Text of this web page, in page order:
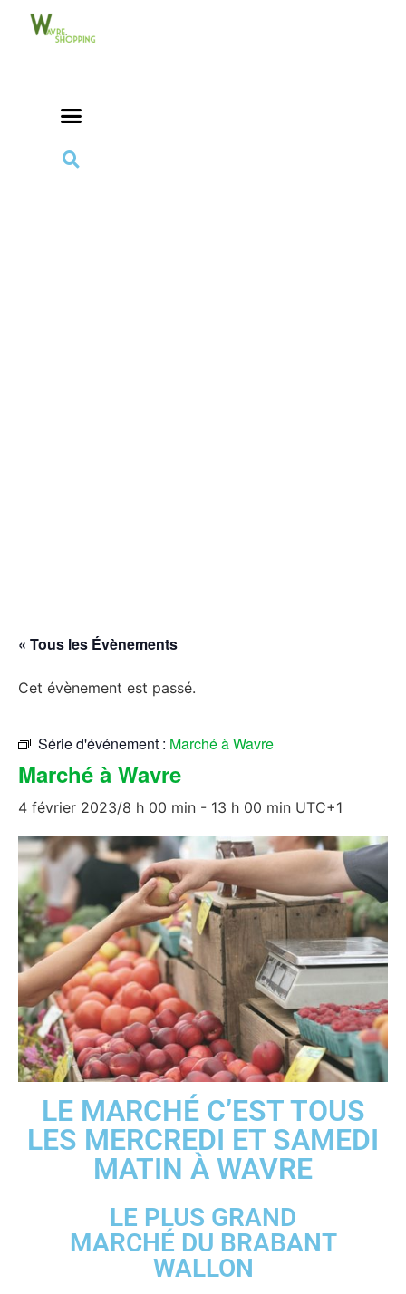
« Tous les Évènements
Cet évènement est passé.
Série d'événement : Marché à Wavre
Marché à Wavre
4 février 2023/8 h 00 min - 13 h 00 min UTC+1
LE MARCHÉ C’EST TOUS
LES MERCREDI ET SAMEDI
MATIN À WAVRE
LE PLUS GRAND
MARCHÉ DU BRABANT
WALLON